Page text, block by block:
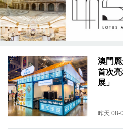
澳門
首次
展」
昨天 08-